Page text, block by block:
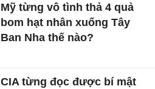
Mỹ từng vô tình thả 4 quả
bom hạt nhân xuống Tây
Ban Nha thế nào?
CIA từng đọc được bí mật